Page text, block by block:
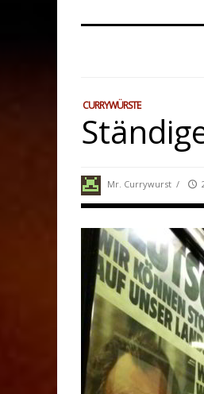
CURRYWÜRSTE
Mr. Currywurst /